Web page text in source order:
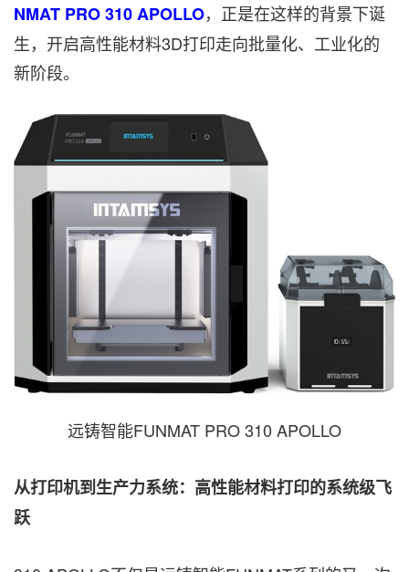
NMAT PRO 310 APOLLO，正是在这样的背景下诞
生，开启高性能材料3D打印走向批量化、工业化的
新阶段。
远铸智能FUNMAT PRO 310 APOLLO
从打印机到生产力系统：高性能材料打印的系统级飞
跃